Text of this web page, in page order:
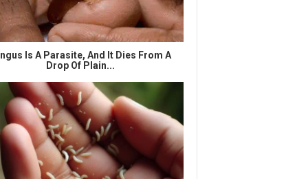
Is A Parasite, And It Dies From A
Drop Of Plain...